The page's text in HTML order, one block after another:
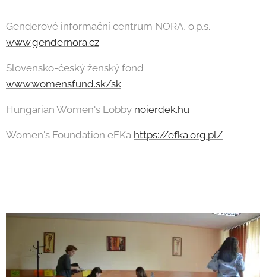
Genderové informační centrum NORA, o.p.s.
www.gendernora.cz
Slovensko-český ženský fond
www.womensfund.sk/sk
Hungarian Women's Lobby noierdek.hu
Women's Foundation eFKa https://efka.org.pl/